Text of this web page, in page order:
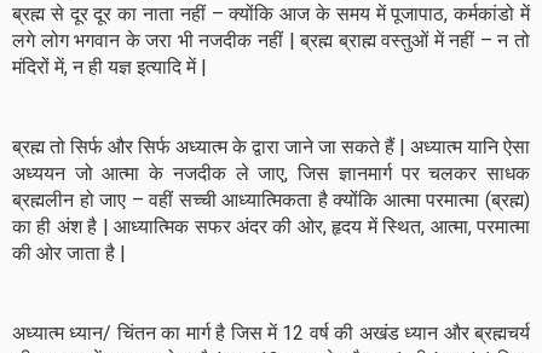
ब्रह्म से दूर दूर का नाता नहीं – क्योंकि आज के समय में पूजापाठ, कर्मकांडो में
लगे लोग भगवान के जरा भी नजदीक नहीं | ब्रह्म ब्राह्म वस्तुओं में नहीं – न तो
मंदिरों में, न ही यज्ञ इत्यादि में |
ब्रह्म तो सिर्फ और सिर्फ अध्यात्म के द्वारा जाने जा सकते हैं | अध्यात्म यानि ऐसा
अध्ययन जो आत्मा के नजदीक ले जाए, जिस ज्ञानमार्ग पर चलकर साधक
ब्रह्मलीन हो जाए – वहीं सच्ची आध्यात्मिकता है क्योंकि आत्मा परमात्मा (ब्रह्म)
का ही अंश है | आध्यात्मिक सफर अंदर की ओर, हृदय में स्थित, आत्मा, परमात्मा
की ओर जाता है |
अध्यात्म ध्यान/ चिंतन का मार्ग है जिस में 12 वर्ष की अखंड ध्यान और ब्रह्मचर्य